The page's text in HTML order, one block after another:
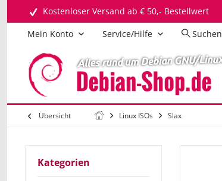
Kostenloser Versand ab € 50,- Bestellwert
Mein Konto Service/Hilfe Suchen
Übersicht Linux ISOs Slax
Kategorien